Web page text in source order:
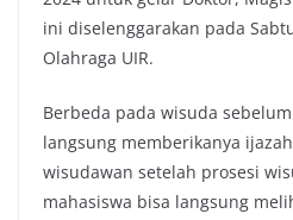
ini diselenggarakan pada
Olahraga UIR.
Berbeda pada wisuda
langsung memberikanya
wisudawan setelah prosesi
mahasiswa bisa langsung